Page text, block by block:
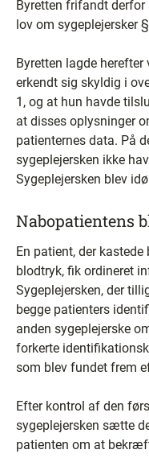
Byretten frifandt
lov om sygeplejersker
Byretten lagde
erkendt sig skyldig i
1, og at hun havde
at disses oplysninger
patienternes data. På
sygeplejersken ikke
Sygeplejersken blev
Nabopatientens
En patient, der
blodtryk, fik ordineret
Sygeplejersken, der
begge patienters
anden sygeplejerske
forkerte
som blev fundet frem
Efter kontrol af den
sygeplejersken sætte
patienten om at